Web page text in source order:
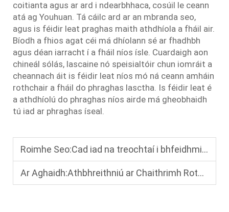
coitianta agus ar ard i ndearbhhaca, cosúil le ceann
atá ag Youhuan. Tá cáilc ard ar an mbranda seo,
agus is féidir leat praghas maith athdhíola a fháil air.
Bíodh a fhios agat céi má dhíolann sé ar fhadhbh
agus déan iarracht í a fháil níos ísle. Cuardaigh aon
chineál sólás, lascaine nó speisialtóir chun iomráit a
cheannach áit is féidir leat níos mó ná ceann amháin
rothchair a fháil do phraghas lasctha. Is féidir leat é
a athdhíolú do phraghas níos airde má gheobhaidh
tú iad ar phraghas íseal.
Roimhe Seo:Cad iad na treochtaí i bhfeidhmiú ábhair éadomhain do rothaí inarbhlaitheacha leictreacha a dhéantar isteach?
Ar Aghaidh:Athbhreithniú ar Chaithrimh Rotaibh Léimheasacha Portáideacha: Éadomhach agus Folaithe, Ideálach do Chuairteanna